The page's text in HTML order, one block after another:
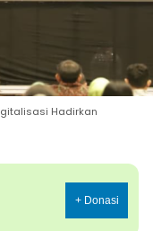
Hadirkan
+ Donasi